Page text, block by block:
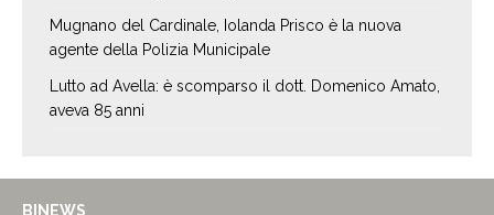
Mugnano del Cardinale, Iolanda Prisco è la nuova
agente della Polizia Municipale
Lutto ad Avella: è scomparso il dott. Domenico Amato,
aveva 85 anni
BINEWS